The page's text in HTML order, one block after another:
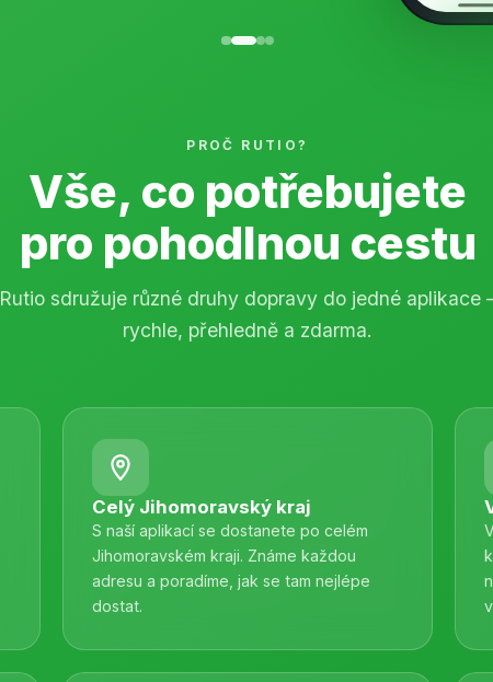
PROČ RUTIO?
Vše, co potřebujete
pro pohodlnou cestu
Rutio sdružuje různé druhy dopravy do jedné aplikace
rychle, přehledně a zdarma.
Celý Jihomoravský kraj
S naší aplikací se dostanete po celém
Jihomoravském kraji. Známe každou
adresu a poradíme, jak se tam nejlépe
dostat.